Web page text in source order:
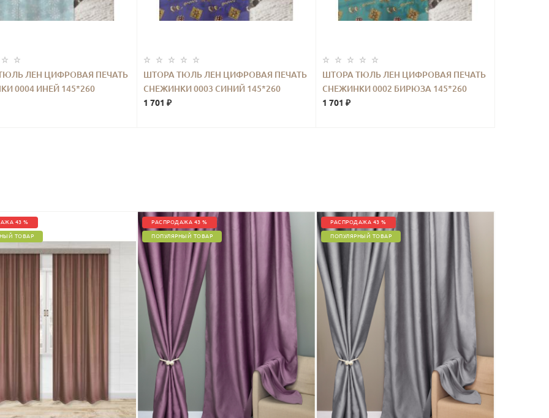
ЛЕН ЦИФРОВАЯ ПЕЧАТЬ
0004 ИНЕЙ 145*260
ШТОРА ТЮЛЬ ЛЕН ЦИФРОВАЯ ПЕЧАТЬ
СНЕЖИНКИ 0003 СИНИЙ 145*260
1 701 ₽
ШТОРА ТЮЛЬ ЛЕН ЦИФРОВАЯ ПЕЧАТЬ
СНЕЖИНКИ 0002 БИРЮЗА 145*260
1 701 ₽
43 %
ТОВАР
РАСПРОДАЖА 43 %
ПОПУЛЯРНЫЙ ТОВАР
РАСПРОДАЖА 43 %
ПОПУЛЯРНЫЙ ТОВАР